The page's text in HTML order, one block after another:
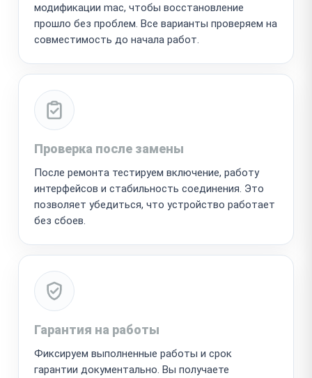
модификации mac, чтобы восстановление
прошло без проблем. Все варианты проверяем на
совместимость до начала работ.
Проверка после замены
После ремонта тестируем включение, работу
интерфейсов и стабильность соединения. Это
позволяет убедиться, что устройство работает
без сбоев.
Гарантия на работы
Фиксируем выполненные работы и срок
гарантии документально. Вы получаете